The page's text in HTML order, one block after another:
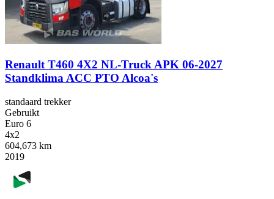
Renault T460 4X2 NL-Truck APK 06-2027
Standklima ACC PTO Alcoa's
standaard trekker
Gebruikt
Euro 6
4x2
604,673 km
2019